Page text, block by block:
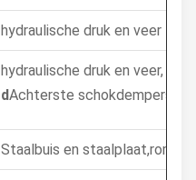
hydraulische druk en veer
hydraulische druk en veer,
dAchterste schokdempers
Staalbuis en